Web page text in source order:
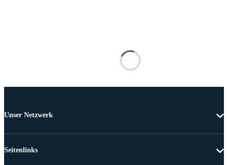
Unser Netzwerk
Seitenlinks